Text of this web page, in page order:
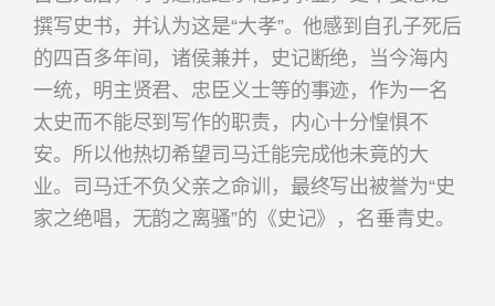
撰写史书，并认为这是“大孝”。他感到自孔子死后
的四百多年间，诸侯兼并，史记断绝，当今海内
一统，明主贤君、忠臣义士等的事迹，作为一名
太史而不能尽到写作的职责，内心十分惶惧不
安。所以他热切希望司马迁能完成他未竟的大
业。司马迁不负父亲之命训，最终写出被誉为“史
家之绝唱，无韵之离骚”的《史记》，名垂青史。